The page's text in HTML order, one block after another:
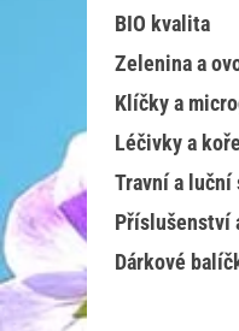
BIO kvalita
Zelenina a
Klíčky a
Léčivky a
Travní a luční
Příslušenství
Dárkové